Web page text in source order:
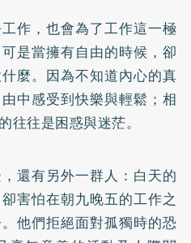
作，也會為了工作這一極
是當擁有自由的時候，卻
麼。因為不知道內心的真
中感受到快樂與輕鬆；相
往往是困惑與迷茫。
還有另外一群人：白天的
害怕在朝九晚五的工作之
他們拒絕面對孤獨時的恐